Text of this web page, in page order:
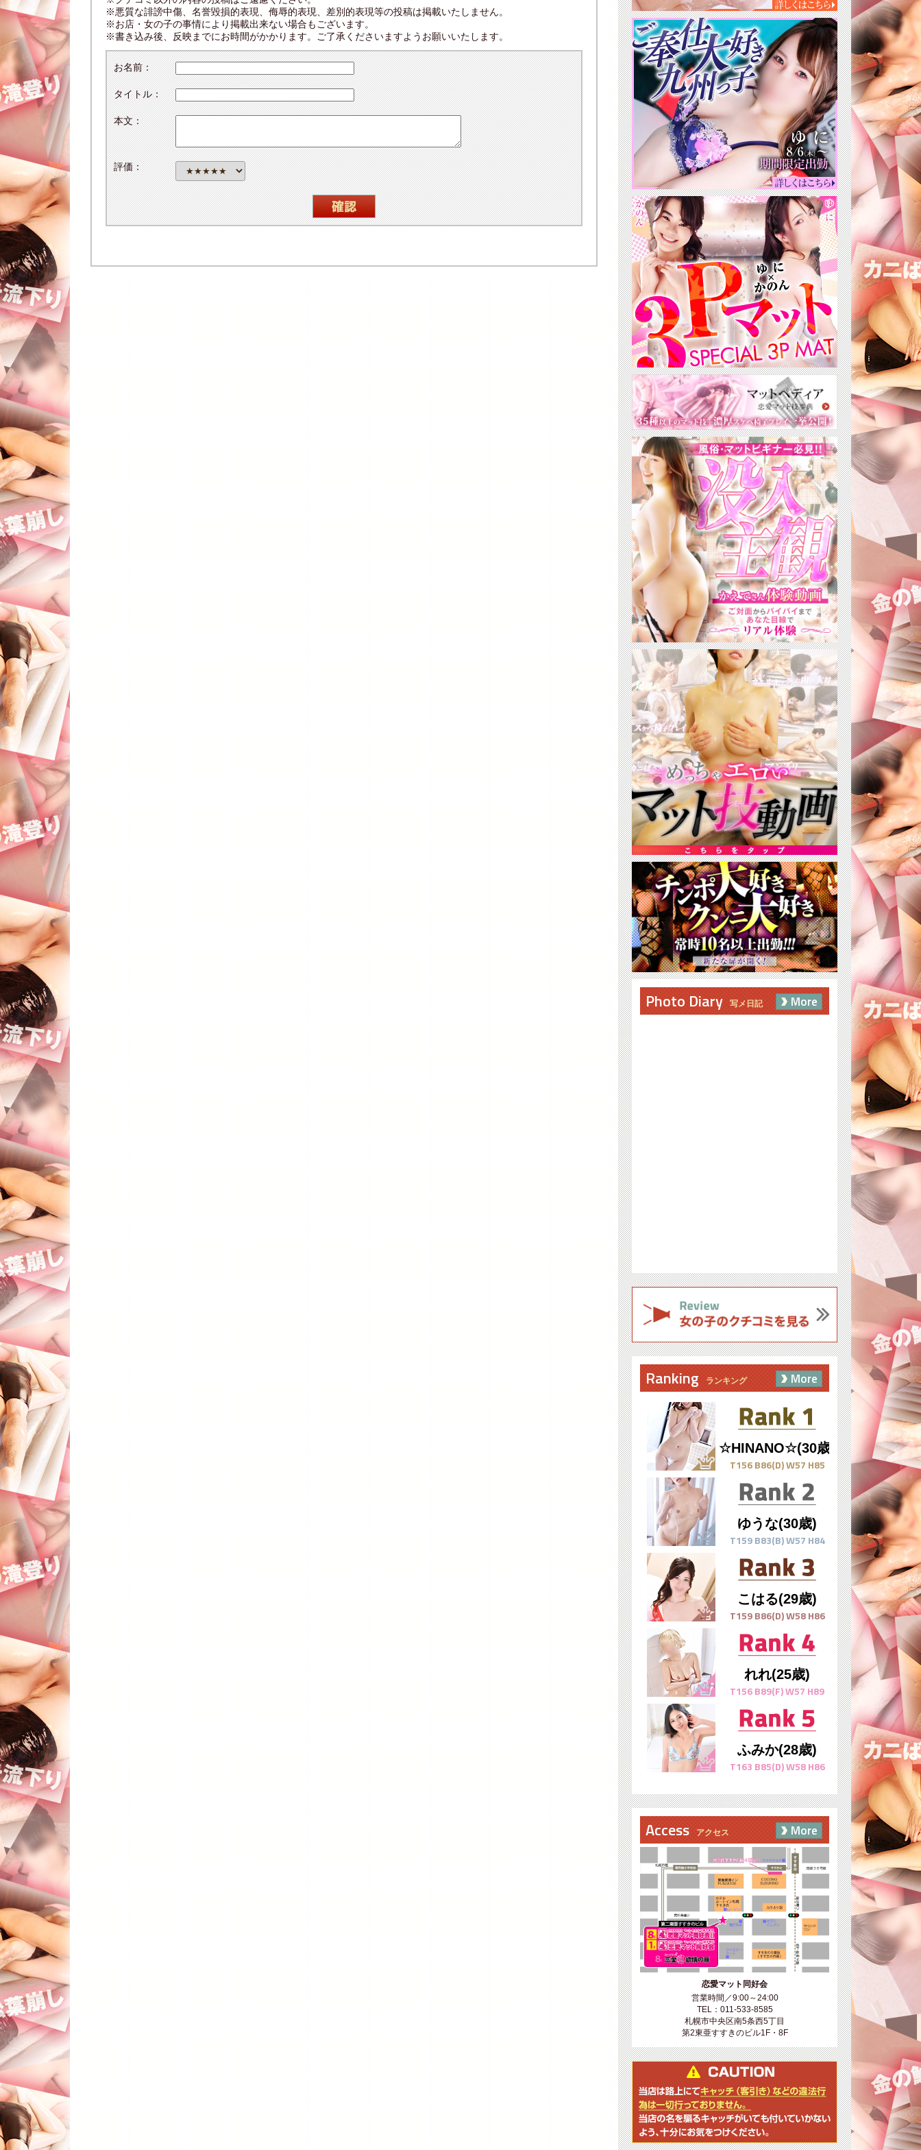
※悪質な誹謗中傷、名誉毀損的表現、侮辱的表現、差別的表現等の投稿は掲載いたしません。
※お店・女の子の事情により掲載出来ない場合もございます。
※書き込み後、反映までにお時間がかかります。ご了承くださいますようお願いいたします。
お名前：
タイトル：
本文：
評価：
Photo Diary 写メ日記 More
Ranking ランキング More
☆HINANO☆(30歳)
T156 B86(D) W57 H85
ゆうな(30歳)
T159 B83(B) W57 H84
こはる(29歳)
T159 B86(D) W58 H86
れれ(25歳)
T156 B89(F) W57 H89
ふみか(28歳)
T163 B85(D) W58 H86
Access アクセス More
恋愛マット同好会
営業時間／9:00～24:00
TEL：011-533-8585
札幌市中央区南5条西5丁目
第2東亜すすきのビル1F・8F